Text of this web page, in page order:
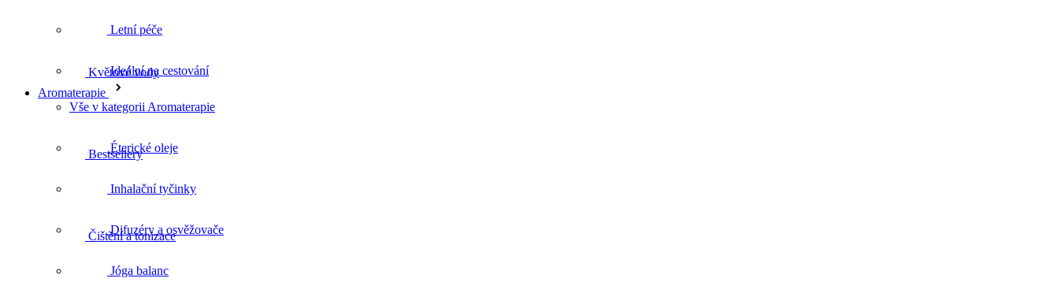
Květové vody
Bestsellery
Čištění a tonizace
Letní péče
Ideální na cestování
Aromaterapie
Vše v kategorii Aromaterapie
Éterické oleje
Inhalační tyčinky
Difuzéry a osvěžovače
Jóga balanc